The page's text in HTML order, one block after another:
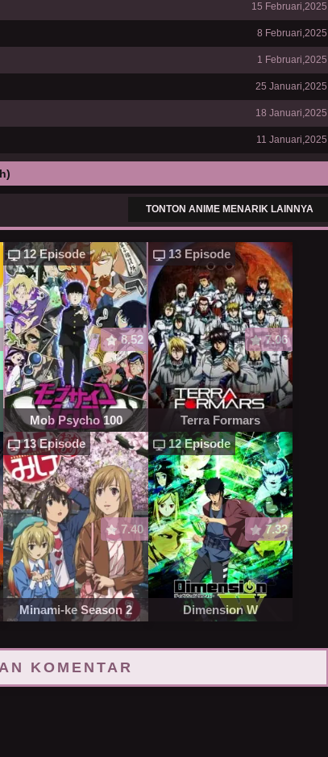
15 Februari,2025
8 Februari,2025
1 Februari,2025
25 Januari,2025
18 Januari,2025
11 Januari,2025
TONTON ANIME MENARIK LAINNYA
12 Episode
8.52
Mob Psycho 100
13 Episode
7.06
Terra Formars
13 Episode
7.40
Minami-ke Season 2
12 Episode
7.32
Dimension W
KOMENTAR